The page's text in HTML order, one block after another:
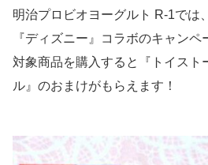
明治プロビオヨーグルト R-1では
『ディズニー』コラボのキャンペ
対象商品を購入すると『トイスト
ル』のおまけがもらえます！